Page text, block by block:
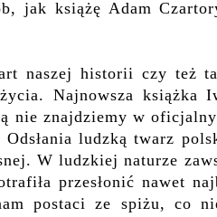
jak książę Adam
naszej historii czy też
Najnowsza książka
nie znajdziemy w
ludzką twarz
W ludzkiej naturze
przesłonić nawet
postaci ze spiżu, co